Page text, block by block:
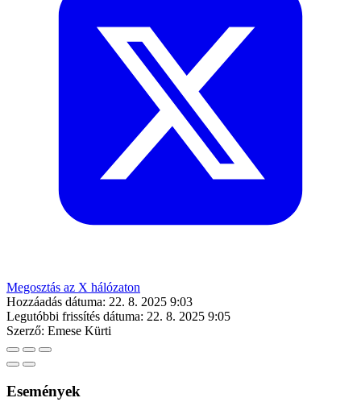
Megosztás az X hálózaton
Hozzáadás dátuma: 22. 8. 2025 9:03
Legutóbbi frissítés dátuma: 22. 8. 2025 9:05
Szerző: Emese Kürti
Események